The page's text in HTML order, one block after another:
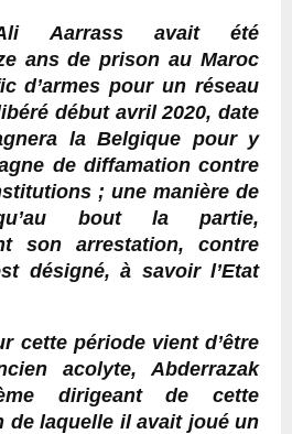
Aarrass avait été
ans de prison au Maroc
d’armes pour un réseau
début avril 2020, date
la Belgique pour y
de diffamation contre
; une manière de
bout la partie,
son arrestation, contre
désigné, à savoir l’Etat
cette période vient d’être
acolyte, Abderrazak
dirigeant de cette
de laquelle il avait joué un